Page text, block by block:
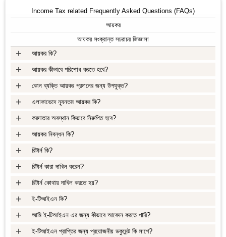
Income Tax related Frequently Asked Questions (FAQs)
আয়কর
আয়কর সংক্রান্ত সচরাচর জিজ্ঞাসা
আয়কর কি?
+
আয়কর কীভাবে পরিশোধ করতে হবে?
+
কোন ব্যক্তি আয়কর প্রদানের জন্য উপযুক্ত?
+
এলাকাভেদে ন্যূনতম আয়কর কি?
+
করদাতার অবস্থান কিভাবে নিরুপিত হবে?
+
আয়কর নিবন্ধন কি?
+
রিটার্ন কি?
+
রিটার্ন কারা দাখিল করেন?
+
রিটার্ন কোথায় দাখিল করতে হয়?
+
ই-টিআইএন কি?
+
আমি ই-টিআইএন এর জন্য কীভাবে আবেদন করতে পারি?
+
ই-টিআইএন প্রাপ্তির জন্য প্রয়োজনীয় ডকুমেন্ট কি লাগে?
+